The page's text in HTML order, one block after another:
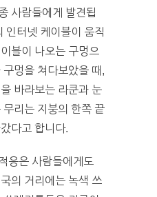
사람들에게 발견됩
인터넷 케이블이 움직
블이 나오는 구멍으
멍을 쳐다보았을 때,
바라보는 라쿤과 눈
무리는 지붕의 한쪽 끝
다고 합니다.
응은 사람들에게도
의 거리에는 녹색 쓰